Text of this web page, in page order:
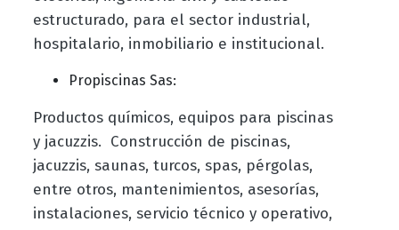
estructurado, para el sector industrial,
hospitalario, inmobiliario e institucional.
Propiscinas Sas:
Productos químicos, equipos para piscinas
y jacuzzis. Construcción de piscinas,
jacuzzis, saunas, turcos, spas, pérgolas,
entre otros, mantenimientos, asesorías,
instalaciones, servicio técnico y operativo,